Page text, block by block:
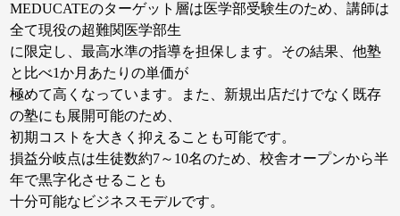
MEDUCATEのターゲット層は医学部受験生のため、講師は
全て現役の超難関医学部生
に限定し、最高水準の指導を担保します。その結果、他塾
と比べ1か月あたりの単価が
極めて高くなっています。また、新規出店だけでなく既存
の塾にも展開可能のため、
初期コストを大きく抑えることも可能です。
損益分岐点は生徒数約7～10名のため、校舎オープンから半
年で黒字化させることも
十分可能なビジネスモデルです。